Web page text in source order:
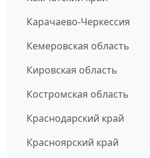
Карачаево-Черкессия
Кемеровская область
Кировская область
Костромская область
Краснодарский край
Красноярский край